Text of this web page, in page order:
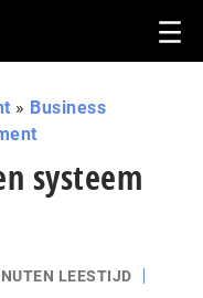
» Business
systeem
LEESTIJD